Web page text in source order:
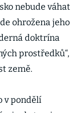
nebude váhat
ohrožena jeho
doktrína
prostředků“,
země.
v pondělí